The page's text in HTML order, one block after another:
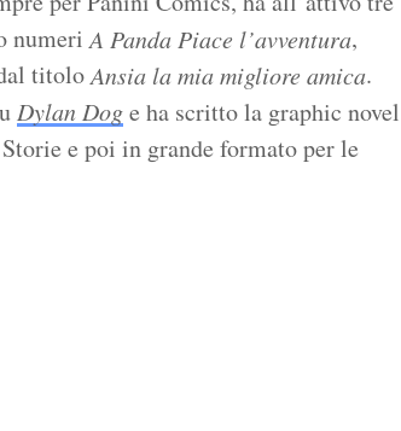
numeri A Panda Piace l’avventura,
titoloAnsia la mia migliore amica.
Dylan Doge ha scritto la graphic novel
e poi in grande formato per le